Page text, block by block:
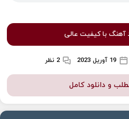
آهنگ با کیفیت عالی
19 آوریل 2023 2 نظر
و دانلود کامل